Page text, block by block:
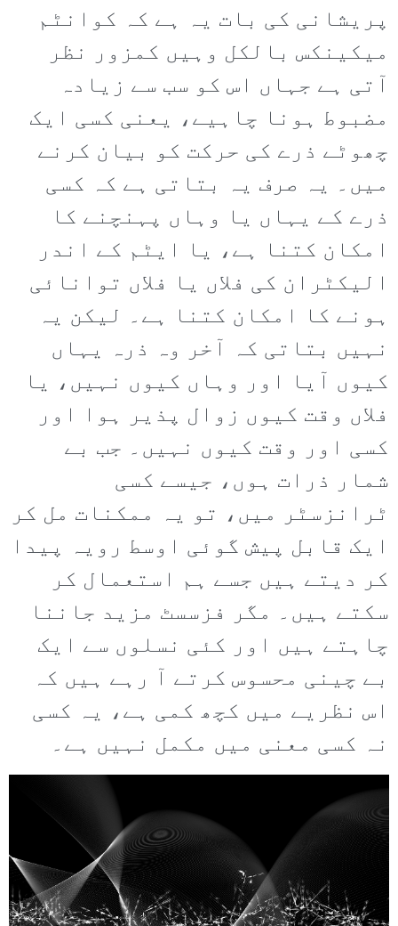
پریشانی کی بات یہ ہے کہ کوانٹم
میکینکس بالکل وہیں کمزور نظر
آتی ہے جہاں اس کو سب سے زیادہ
مضبوط ہونا چاہیے، یعنی کسی ایک
چھوٹے ذرے کی حرکت کو بیان کرنے
میں۔ یہ صرف یہ بتاتی ہے کہ کسی
ذرے کے یہاں یا وہاں پہنچنے کا
امکان کتنا ہے، یا ایٹم کے اندر
الیکٹران کی فلاں یا فلاں توانائی
ہونے کا امکان کتنا ہے۔ لیکن یہ
نہیں بتاتی کہ آخر وہ ذرہ یہاں
کیوں آیا اور وہاں کیوں نہیں، یا
فلاں وقت کیوں زوال پذیر ہوا اور
کسی اور وقت کیوں نہیں۔ جب بے
شمار ذرات ہوں، جیسے کسی
ٹرانزسٹر میں، تو یہ ممکنات مل کر
ایک قابل پیش گوئی اوسط رویہ پیدا
کر دیتے ہیں جسے ہم استعمال کر
سکتے ہیں۔ مگر فزسسٹ مزید جاننا
چاہتے ہیں اور کئی نسلوں سے ایک
بے چینی محسوس کرتے آ رہے ہیں کہ
اس نظریے میں کچھ کمی ہے، یہ کسی
نہ کسی معنی میں مکمل نہیں ہے۔